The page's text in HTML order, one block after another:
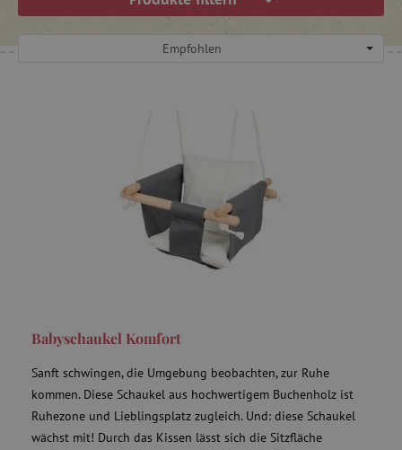
Empfohlen
Babyschaukel Komfort
Sanft schwingen, die Umgebung beobachten, zur Ruhe
kommen. Diese Schaukel aus hochwertigem Buchenholz ist
Ruhezone und Lieblingsplatz zugleich. Und: diese Schaukel
wächst mit! Durch das Kissen lässt sich die Sitzfläche